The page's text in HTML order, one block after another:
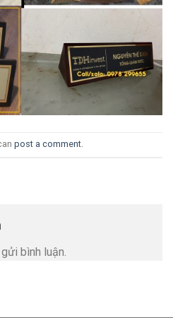
post a comment.
bình luận.